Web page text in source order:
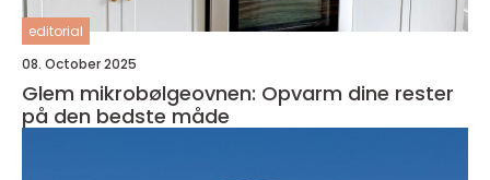
editorial
08. October 2025
Glem mikrobølgeovnen: Opvarm dine rester
på den bedste måde